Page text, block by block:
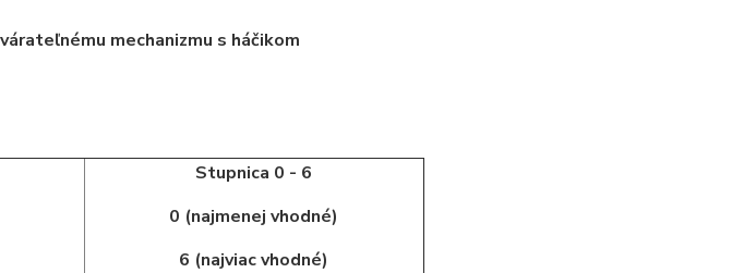
mechanizmu s háčikom
Stupnica 0 - 6
0 (najmenej vhodné)
6 (najviac vhodné)